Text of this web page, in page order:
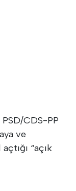
CDS-PP
ve
“açık